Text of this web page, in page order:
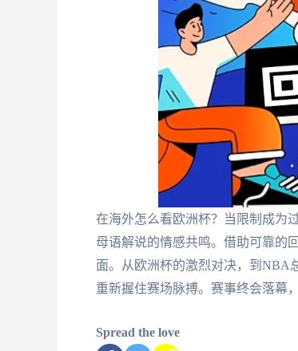
在海外怎么看欧洲杯？当限制成为
母语解说的情感共鸣。借助可靠的
面。从欧洲杯的激烈对决，到NBA
重新握住赛场脉搏。赛事终会落幕
Spread the love